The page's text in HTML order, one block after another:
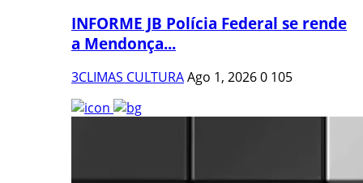
INFORME JB Polícia Federal se rende
a Mendonça...
3CLIMAS CULTURAAgo 1, 20260 105